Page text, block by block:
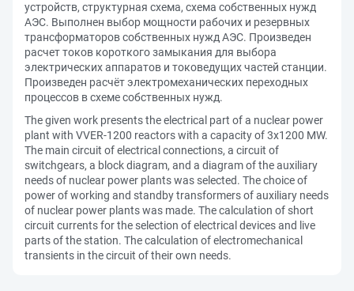
устройств, структурная схема, схема собственных нужд
АЭС. Выполнен выбор мощности рабочих и резервных
трансформаторов собственных нужд АЭС. Произведен
расчет токов короткого замыкания для выбора
электрических аппаратов и токоведущих частей станции.
Произведен расчёт электромеханических переходных
процессов в схеме собственных нужд.
The given work presents the electrical part of a nuclear power
plant with VVER-1200 reactors with a capacity of 3x1200 MW.
The main circuit of electrical connections, a circuit of
switchgears, a block diagram, and a diagram of the auxiliary
needs of nuclear power plants was selected. The choice of
power of working and standby transformers of auxiliary needs
of nuclear power plants was made. The calculation of short
circuit currents for the selection of electrical devices and live
parts of the station. The calculation of electromechanical
transients in the circuit of their own needs.